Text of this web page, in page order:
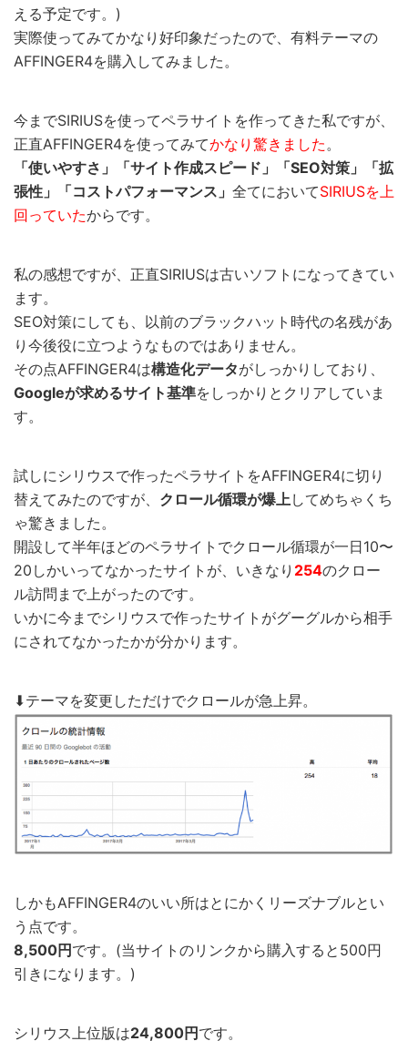
える予定です。)
実際使ってみてかなり好印象だったので、有料テーマの
AFFINGER4を購入してみました。
今までSIRIUSを使ってペラサイトを作ってきた私ですが、
正直AFFINGER4を使ってみてかなり驚きました 。
「使いやすさ」「サイト作成スピード」「SEO対策」「拡
張性」「コストパフォーマンス」 全てにおいてSIRIUSを上
回っていたからです。
私の感想ですが、正直SIRIUSは古いソフトになってきてい
ます。
SEO対策にしても、以前のブラックハット時代の名残があ
り今後役に立つようなものではありません。
その点AFFINGER4は構造化データがしっかりしており、
Googleが求めるサイト基準をしっかりとクリアしていま
す。
試しにシリウスで作ったペラサイトをAFFINGER4に切り
替えてみたのですが、 クロール循環が爆上 してめちゃくち
ゃ驚きました。
開設して半年ほどのペラサイトでクロール循環が一日10〜
20しかいってなかったサイトが、いきなり 254のクロー
ル訪問まで上がったのです。
いかに今までシリウスで作ったサイトがグーグルから相手
にされてなかったかが分かります。
⬇︎テーマを変更しただけでクロールが急上昇。
しかもAFFINGER4のいい所はとにかくリーズナブルとい
う点です。
8,500円です。(当サイトのリンクから購入すると500円
引きになります。)
シリウス上位版は24,800円です。